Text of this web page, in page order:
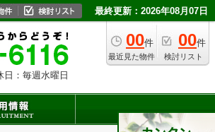
最終更新：2026年08月07日
00件
最近見た物件
00件
検討リスト
日：毎週水曜日